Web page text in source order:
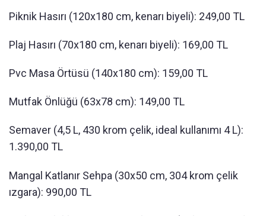
Piknik Hasırı (120x180 cm, kenarı biyeli): 249,00 TL
Plaj Hasırı (70x180 cm, kenarı biyeli): 169,00 TL
Pvc Masa Örtüsü (140x180 cm): 159,00 TL
Mutfak Önlüğü (63x78 cm): 149,00 TL
Semaver (4,5 L, 430 krom çelik, ideal kullanımı 4 L):
1.390,00 TL
Mangal Katlanır Sehpa (30x50 cm, 304 krom çelik
ızgara): 990,00 TL